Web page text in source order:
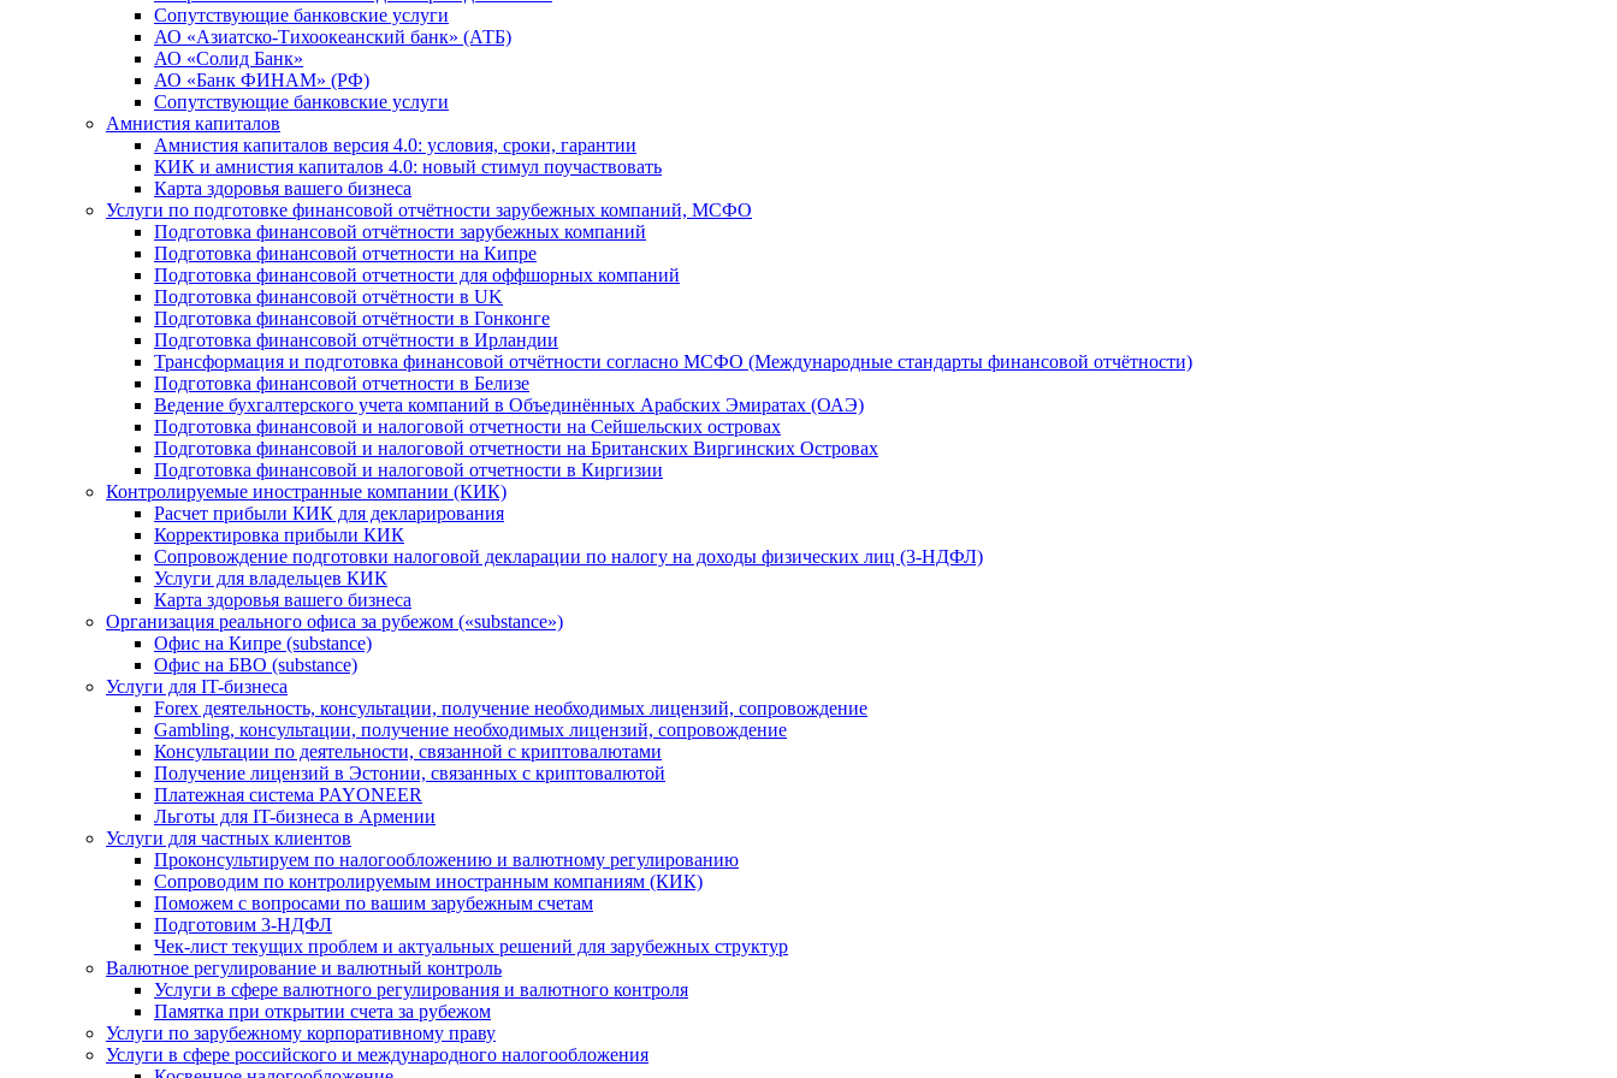
Сопутствующие банковские услуги
АО «Азиатско-Тихоокеанский банк» (АТБ)
АО «Солид Банк»
АО «Банк ФИНАМ» (РФ)
Сопутствующие банковские услуги
Амнистия капиталов
Амнистия капиталов версия 4.0: условия, сроки, гарантии
КИК и амнистия капиталов 4.0: новый стимул поучаствовать
Карта здоровья вашего бизнеса
Услуги по подготовке финансовой отчётности зарубежных компаний, МСФО
Подготовка финансовой отчётности зарубежных компаний
Подготовка финансовой отчетности на Кипре
Подготовка финансовой отчетности для оффшорных компаний
Подготовка финансовой отчётности в UK
Подготовка финансовой отчётности в Гонконге
Подготовка финансовой отчётности в Ирландии
Трансформация и подготовка финансовой отчётности согласно МСФО (Международные стандарты финансовой отчётности)
Подготовка финансовой отчетности в Белизе
Ведение бухгалтерского учета компаний в Объединённых Арабских Эмиратах (ОАЭ)
Подготовка финансовой и налоговой отчетности на Сейшельских островах
Подготовка финансовой и налоговой отчетности на Британских Виргинских Островах
Подготовка финансовой и налоговой отчетности в Киргизии
Контролируемые иностранные компании (КИК)
Расчет прибыли КИК для декларирования
Корректировка прибыли КИК
Сопровождение подготовки налоговой декларации по налогу на доходы физических лиц (3-НДФЛ)
Услуги для владельцев КИК
Карта здоровья вашего бизнеса
Организация реального офиса за рубежом («substance»)
Офис на Кипре (substance)
Офис на БВО (substance)
Услуги для IT-бизнеса
Forex деятельность, консультации, получение необходимых лицензий, сопровождение
Gambling, консультации, получение необходимых лицензий, сопровождение
Консультации по деятельности, связанной с криптовалютами
Получение лицензий в Эстонии, связанных с криптовалютой
Платежная система PAYONEER
Льготы для IT-бизнеса в Армении
Услуги для частных клиентов
Проконсультируем по налогообложению и валютному регулированию
Сопроводим по контролируемым иностранным компаниям (КИК)
Поможем с вопросами по вашим зарубежным счетам
Подготовим 3-НДФЛ
Чек-лист текущих проблем и актуальных решений для зарубежных структур
Валютное регулирование и валютный контроль
Услуги в сфере валютного регулирования и валютного контроля
Памятка при открытии счета за рубежом
Услуги по зарубежному корпоративному праву
Услуги в сфере российского и международного налогообложения